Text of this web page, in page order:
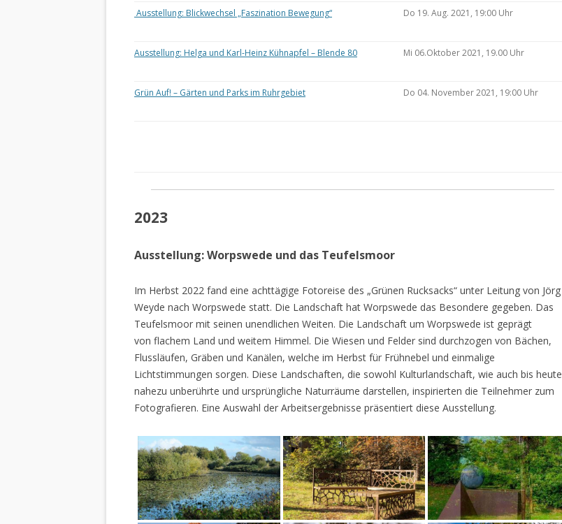
Ausstellung: Blickwechsel „Faszination Bewegung“ Do 19. Aug. 2021, 19:00 Uhr
Ausstellung: Helga und Karl-Heinz Kühnapfel – Blende 80 Mi 06.Oktober 2021, 19.00 Uhr
Grün Auf! – Gärten und Parks im Ruhrgebiet Do 04. November 2021, 19:00 Uhr
2023
Ausstellung: Worpswede und das Teufelsmoor
Im Herbst 2022 fand eine achttägige Fotoreise des „Grünen Rucksacks“ unter Leitung von Jörg
Weyde nach Worpswede statt. Die Landschaft hat Worpswede das Besondere gegeben. Das
Teufelsmoor mit seinen unendlichen Weiten. Die Landschaft um Worpswede ist geprägt
von flachem Land und weitem Himmel. Die Wiesen und Felder sind durchzogen von Bächen,
Flussläufen, Gräben und Kanälen, welche im Herbst für Frühnebel und einmalige
Lichtstimmungen sorgen. Diese Landschaften, die sowohl Kulturlandschaft, wie auch bis heute
nahezu unberührte und ursprüngliche Naturräume darstellen, inspirierten die Teilnehmer zum
Fotografieren. Eine Auswahl der Arbeitsergebnisse präsentiert diese Ausstellung.